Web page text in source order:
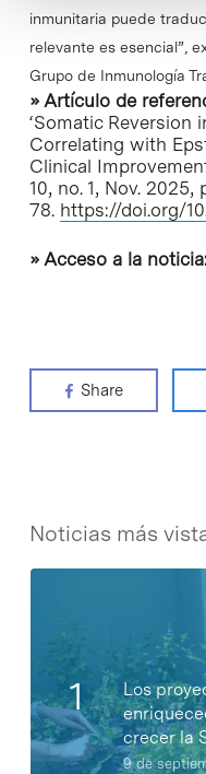
inmunitaria puede
relevante es esencial”,
Grupo de Inmunología
» Artículo de
‘Somatic Reversion
Correlating with
Clinical
10, no. 1, Nov. 2025,
78. https://doi.org/
» Acceso a la
Share
Noticias más
Los
crecer la
9 de